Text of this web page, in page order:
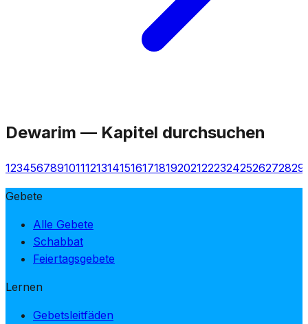
Dewarim — Kapitel durchsuchen
1234567891011121314151617181920212223242526272829
Gebete
Alle Gebete
Schabbat
Feiertagsgebete
Lernen
Gebetsleitfäden